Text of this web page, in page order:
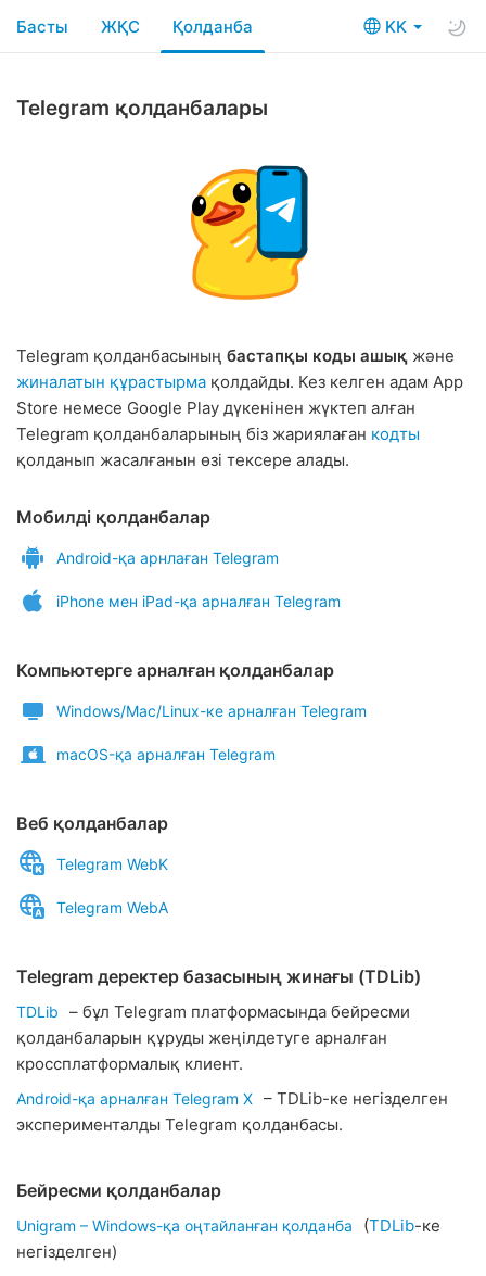
KK
Басты ЖҚС Қолданба
Telegram қолданбалары
Telegram қолданбаcының бастапқы коды ашық және
жиналатын құрастырма қолдайды. Кез келген адам App
Store немесе Google Play дүкенінен жүктеп алған
Telegram қолданбаларының біз жариялаған кодты
қолданып жасалғанын өзі тексере алады.
Мобилді қолданбалар
Android-қа арнлаған Telegram
iPhone мен iPad-қа арналған Telegram
Компьютерге арналған қолданбалар
Windows/Mac/Linux-ке арналған Telegram
macOS-қа арналған Telegram
Веб қолданбалар
Telegram WebK
Telegram WebA
Telegram деректер базасының жинағы (TDLib)
TDLib
– бұл Telegram платформасында бейресми
қолданбаларын құруды жеңілдетуге арналған
кроссплатформалық клиент.
Android-қа арналған Telegram X – TDLib-ке негізделген
эксперименталды Telegram қолданбасы.
Бейресми қолданбалар
Unigram – Windows-қа оңтайланған қолданба (TDLib-ке
негізделген)